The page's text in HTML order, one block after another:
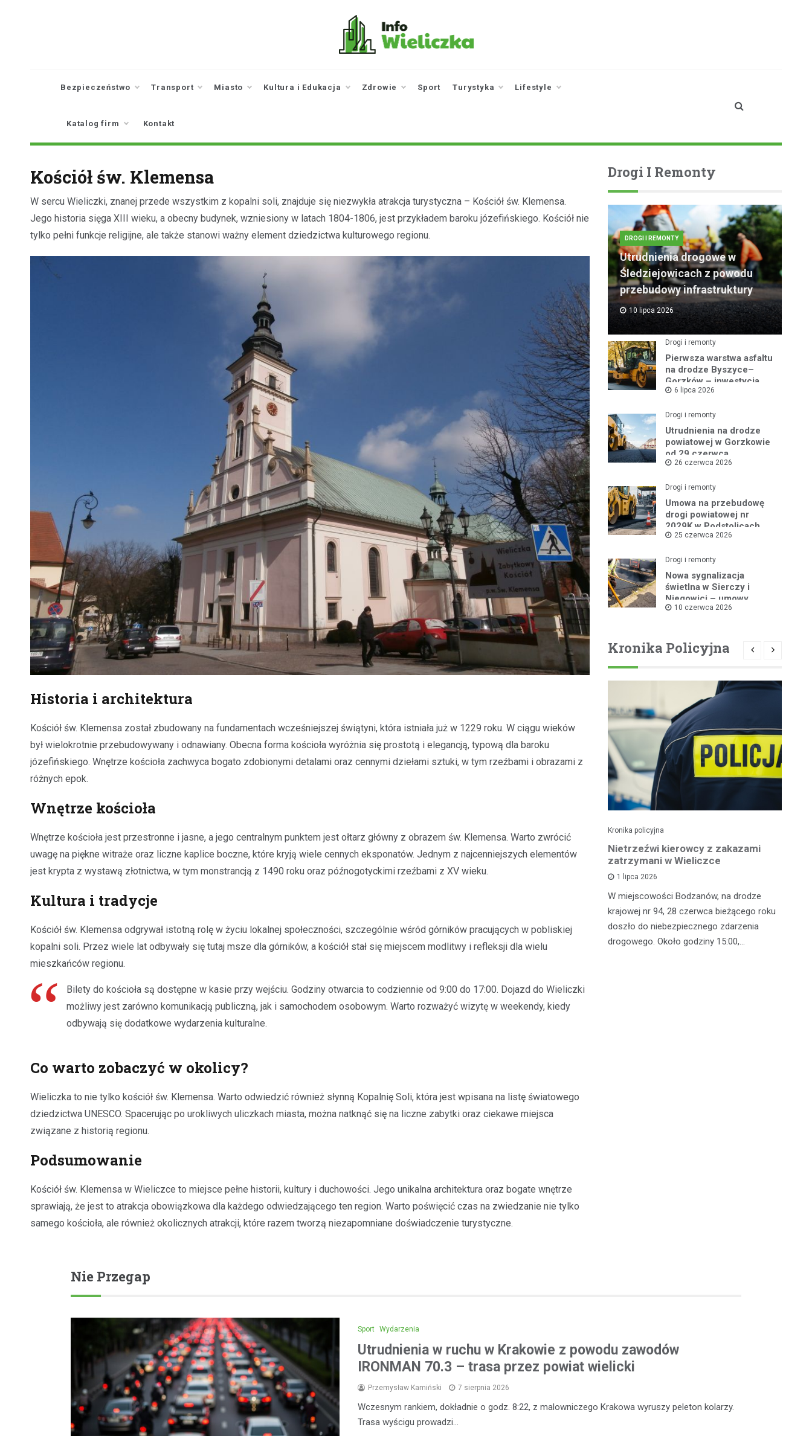
Bezpieczeństwo Transport Miasto Kultura i Edukacja Zdrowie Sport Turystyka Lifestyle
Katalog firm Kontakt
Kościół św. Klemensa
W sercu Wieliczki, znanej przede wszystkim z kopalni soli, znajduje się niezwykła atrakcja turystyczna – Kościół św. Klemensa.
Jego historia sięga XIII wieku, a obecny budynek, wzniesiony w latach 1804-1806, jest przykładem baroku józefińskiego. Kościół nie
tylko pełni funkcje religijne, ale także stanowi ważny element dziedzictwa kulturowego regionu.
Historia i architektura
Kościół św. Klemensa został zbudowany na fundamentach wcześniejszej świątyni, która istniała już w 1229 roku. W ciągu wieków
był wielokrotnie przebudowywany i odnawiany. Obecna forma kościoła wyróżnia się prostotą i elegancją, typową dla baroku
józefińskiego. Wnętrze kościoła zachwyca bogato zdobionymi detalami oraz cennymi dziełami sztuki, w tym rzeźbami i obrazami z
różnych epok.
Wnętrze kościoła
Wnętrze kościoła jest przestronne i jasne, a jego centralnym punktem jest ołtarz główny z obrazem św. Klemensa. Warto zwrócić
uwagę na piękne witraże oraz liczne kaplice boczne, które kryją wiele cennych eksponatów. Jednym z najcenniejszych elementów
jest krypta z wystawą złotnictwa, w tym monstrancją z 1490 roku oraz późnogotyckimi rzeźbami z XV wieku.
Kultura i tradycje
Kościół św. Klemensa odgrywał istotną rolę w życiu lokalnej społeczności, szczególnie wśród górników pracujących w pobliskiej
kopalni soli. Przez wiele lat odbywały się tutaj msze dla górników, a kościół stał się miejscem modlitwy i refleksji dla wielu
mieszkańców regionu.
Bilety do kościoła są dostępne w kasie przy wejściu. Godziny otwarcia to codziennie od 9:00 do 17:00. Dojazd do Wieliczki
możliwy jest zarówno komunikacją publiczną, jak i samochodem osobowym. Warto rozważyć wizytę w weekendy, kiedy
odbywają się dodatkowe wydarzenia kulturalne.
Co warto zobaczyć w okolicy?
Wieliczka to nie tylko kościół św. Klemensa. Warto odwiedzić również słynną Kopalnię Soli, która jest wpisana na listę światowego
dziedzictwa UNESCO. Spacerując po urokliwych uliczkach miasta, można natknąć się na liczne zabytki oraz ciekawe miejsca
związane z historią regionu.
Podsumowanie
Kościół św. Klemensa w Wieliczce to miejsce pełne historii, kultury i duchowości. Jego unikalna architektura oraz bogate wnętrze
sprawiają, że jest to atrakcja obowiązkowa dla każdego odwiedzającego ten region. Warto poświęcić czas na zwiedzanie nie tylko
samego kościoła, ale również okolicznych atrakcji, które razem tworzą niezapomniane doświadczenie turystyczne.
Drogi I Remonty
DROGI I REMONTY
Utrudnienia drogowe w
Śledziejowicach z powodu
przebudowy infrastruktury
10 lipca 2026
Drogi i remonty
Pierwsza warstwa asfaltu
na drodze Byszyce–
Gorzków – inwestycja
nabiera tempa!
6 lipca 2026
Drogi i remonty
Utrudnienia na drodze
powiatowej w Gorzkowie
od 29 czerwca
26 czerwca 2026
Drogi i remonty
Umowa na przebudowę
drogi powiatowej nr
2029K w Podstolicach
podpisana!
25 czerwca 2026
Drogi i remonty
Nowa sygnalizacja
świetlna w Sierczy i
Niegowici – umowy
podpisane!
10 czerwca 2026
Kronika Policyjna
Areszt dla 31-latka za jazdę po
alkoholu i spowodowanie wypadku
12 maja 2026
związany z jazdą pod wpływem alkoholu. 25
kwietnia w…
Kronika policyjna
Nietrzeźwi kierowcy z zakazami
zatrzymani w Wieliczce
1 lipca 2026
W miejscowości Bodzanów, na drodze
krajowej nr 94, 28 czerwca bieżącego roku
doszło do niebezpiecznego zdarzenia
drogowego. Około godziny 15:00,…
Nie Przegap
Sport Wydarzenia
Utrudnienia w ruchu w Krakowie z powodu zawodów
IRONMAN 70.3 – trasa przez powiat wielicki
Przemysław Kamiński 7 sierpnia 2026
Wczesnym rankiem, dokładnie o godz. 8:22, z malowniczego Krakowa wyruszy peleton kolarzy.
Trasa wyścigu prowadzi…